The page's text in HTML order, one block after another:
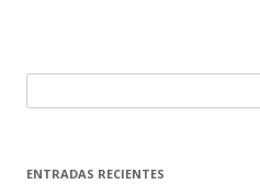
u
c
ENTRADAS RECIENTES